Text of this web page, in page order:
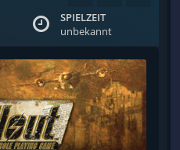
SPIELZEIT
unbekannt